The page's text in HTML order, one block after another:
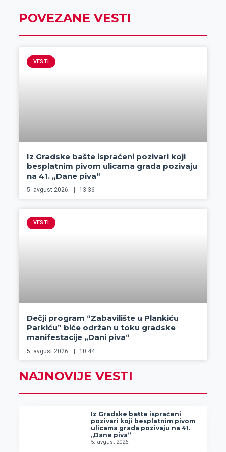
POVEZANE VESTI
VESTI
Iz Gradske bašte ispraćeni pozivari koji
besplatnim pivom ulicama grada pozivaju
na 41. „Dane piva“
5. avgust 2026. 13:36
VESTI
Dečji program “Zabavilište u Plankiću
Parkiću” biće održan u toku gradske
manifestacije „Dani piva“
5. avgust 2026. 10:44
NAJNOVIJE VESTI
Iz Gradske bašte ispraćeni
pozivari koji besplatnim pivom
ulicama grada pozivaju na 41.
„Dane piva“
5. avgust 2026.